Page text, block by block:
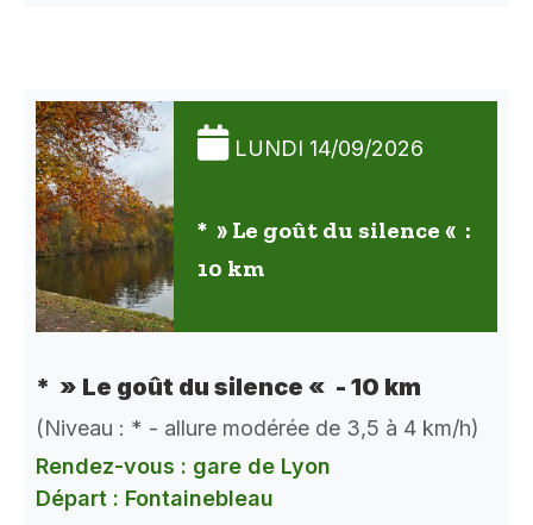
LUNDI 14/09/2026
* » Le goût du silence « :
10 km
* » Le goût du silence « - 10 km
(Niveau : * - allure modérée de 3,5 à 4 km/h)
Rendez-vous : gare de Lyon
Départ : Fontainebleau